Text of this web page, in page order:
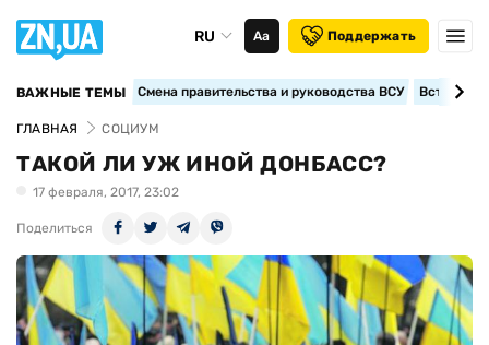
RU Аа Поддержать
ВАЖНЫЕ ТЕМЫ Смена правительства и руководства ВСУ
ГЛАВНАЯ СОЦИУМ
ТАКОЙ ЛИ УЖ ИНОЙ ДОНБАСС?
17 февраля, 2017, 23:02
Поделиться